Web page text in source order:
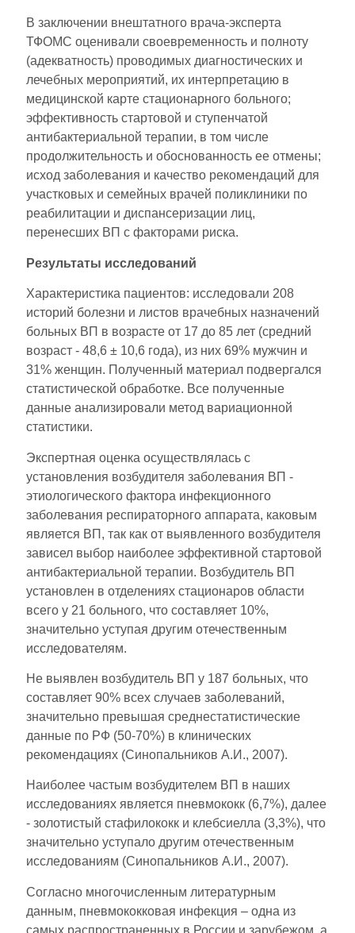
В заключении внештатного врача-эксперта
ТФОМС оценивали своевременность и полноту
(адекватность) проводимых диагностических и
лечебных мероприятий, их интерпретацию в
медицинской карте стационарного больного;
эффективность стартовой и ступенчатой
антибактериальной терапии, в том числе
продолжительность и обоснованность ее отмены;
исход заболевания и качество рекомендаций для
участковых и семейных врачей поликлиники по
реабилитации и диспансеризации лиц,
перенесших ВП с факторами риска.
Результаты исследований
Характеристика пациентов: исследовали 208
историй болезни и листов врачебных назначений
больных ВП в возрасте от 17 до 85 лет (средний
возраст - 48,6 ± 10,6 года), из них 69% мужчин и
31% женщин. Полученный материал подвергался
статистической обработке. Все полученные
данные анализировали метод вариационной
статистики.
Экспертная оценка осуществлялась с
установления возбудителя заболевания ВП -
этиологического фактора инфекционного
заболевания респираторного аппарата, каковым
является ВП, так как от выявленного возбудителя
зависел выбор наиболее эффективной стартовой
антибактериальной терапии. Возбудитель ВП
установлен в отделениях стационаров области
всего у 21 больного, что составляет 10%,
значительно уступая другим отечественным
исследователям.
Не выявлен возбудитель ВП у 187 больных, что
составляет 90% всех случаев заболеваний,
значительно превышая среднестатистические
данные по РФ (50-70%) в клинических
рекомендациях (Синопальников А.И., 2007).
Наиболее частым возбудителем ВП в наших
исследованиях является пневмококк (6,7%), далее
- золотистый стафилококк и клебсиелла (3,3%), что
значительно уступало другим отечественным
исследованиям (Синопальников А.И., 2007).
Согласно многочисленным литературным
данным, пневмококковая инфекция – одна из
самых распространенных в России и зарубежом, а